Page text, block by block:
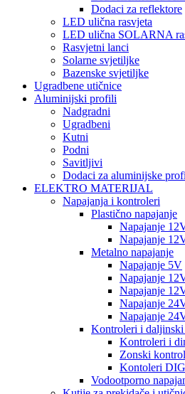
Dodaci za reflektore
LED ulična rasvjeta
LED ulična SOLARNA
Rasvjetni lanci
Solarne svjetiljke
Bazenske svjetiljke
Ugradbene utičnice
Aluminijski profili
Nadgradni
Ugradbeni
Kutni
Podni
Savitljivi
Dodaci za aluminijske
ELEKTRO MATERIJAL
Napajanja i kontroleri
Plastično napajanje
Napajanje
Napajanje
Metalno napajanje
Napajanje 5V
Napajanje
Napajanje
Napajanje
Napajanje
Kontroleri i daljinski
Kontroleri i
Zonski
Kontoleri
Vodootporno